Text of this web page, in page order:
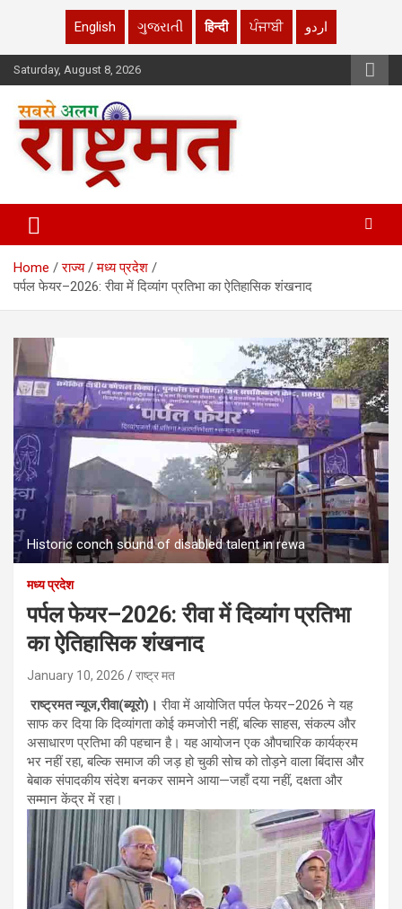
English ગુજરાતી हिन्दी ਪੰਜਾਬੀ اردو
Skip
to
Saturday, August 8, 2026
rashtrmat.com
Home राज्य
मध्य प्रदेश
पर्पल फेयर–2026: रीवा में दिव्यांग प्रतिभा का ऐतिहासिक शंखनाद
Historic conch sound of disabled talent in rewa
मध्य प्रदेश
पर्पल फेयर–2026: रीवा में दिव्यांग प्रतिभा
का ऐतिहासिक शंखनाद
January 10, 2026 राष्ट्र मत
राष्ट्रमत न्यूज,रीवा(ब्यूरो)। रीवा में आयोजित पर्पल फेयर–2026 ने यह
साफ कर दिया कि दिव्यांगता कोई कमजोरी नहीं, बल्कि साहस, संकल्प और
असाधारण प्रतिभा की पहचान है। यह आयोजन एक औपचारिक कार्यक्रम
भर नहीं रहा, बल्कि समाज की जड़ हो चुकी सोच को तोड़ने वाला बिंदास और
बेबाक संपादकीय संदेश बनकर सामने आया—जहाँ दया नहीं, दक्षता और
सम्मान केंद्र में रहा।